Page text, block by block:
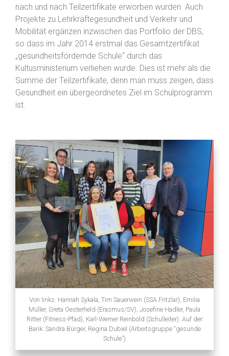
nach und nach Teilzertifikate erworben wurden. Auch
Projekte zu Lehrkräftegesundheit und Verkehr und
Mobilität ergänzen inzwischen das Portfolio der DBS,
so dass im Jahr 2014 erstmal das Gesamtzertifikat
„gesundheitsfördernde Schule“ durch das
Kultusministerium verliehen wurde. Dies ist mehr als die
Summe der Teilzertifikate, denn man muss zeigen, dass
Gesundheit ein übergeordnetes Ziel im Schulprogramm
ist.
Von links: Hannah Sykala, Tim Sauerwein (SSA Fritzlar), Emilia
Müller, Greta Oesterheld (Erasmus/SV), Josefine Hadler, Paula
Ritter (Fitness-Pfad), Karl-Werner Reinbold (Schulleiter). Auf der
Bank: Sandra Bürger, Regina Dubiel (Arbeitsgruppe “gesunde
Schule”)